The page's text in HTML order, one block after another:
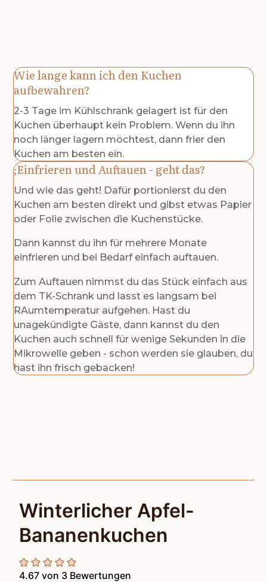
Wie lange kann ich den Kuchen
aufbewahren?
2-3 Tage im Kühlschrank gelagert ist für den
Kuchen überhaupt kein Problem. Wenn du ihn
noch länger lagern möchtest, dann frier den
Kuchen am besten ein.
Einfrieren und Auftauen - geht das?
Und wie das geht! Dafür portionierst du den
Kuchen am besten direkt und gibst etwas Papier
oder Folie zwischen die Kuchenstücke.
Dann kannst du ihn für mehrere Monate
einfrieren und bei Bedarf einfach auftauen.
Zum Auftauen nimmst du das Stück einfach aus
dem TK-Schrank und lasst es langsam bei
RAumtemperatur aufgehen. Hast du
unagekündigte Gäste, dann kannst du den
Kuchen auch schnell für wenige Sekunden in die
Mikrowelle geben - schon werden sie glauben, du
hast ihn frisch gebacken!
Winterlicher Apfel-
Bananenkuchen
4.67 von 3 Bewertungen